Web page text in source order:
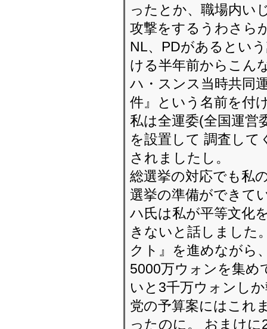
ったとか、職場内い
攻撃をするうわさら
NL、PDがあるとい
ける半年前からこん
ハ・スンス当時共同
件』という名前を付
私は全運委(全国運営
を設置して 調査し
されましたし。
総選挙の対応でも私
選挙の準備ができて
ハ氏は私が平等文化
きないと話しました
クト』を進めながら
5000万ウォンを集め
いと3千万ウォンし
党の予算案にはこれ
ったのに。 おまけに